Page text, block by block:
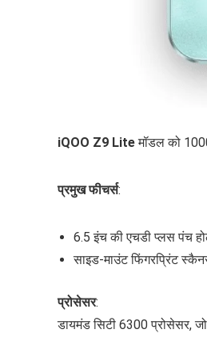
iQOO Z9 Liteमॉडल को
प्रमुख फीचर्स:
6.5 इंच की एचडी प्लस पंच
साइड-माउंट फिंगरप्रिंट
प्रोसेसर:
डायमंड सिटी 6300 प्रोसेसर,